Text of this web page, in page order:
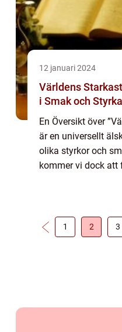
12 januari 2024
Världens
i Smak och Styrka
En Översikt över
är en universellt
olika styrkor och
kommer vi dock att
1 2 3